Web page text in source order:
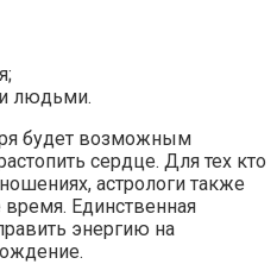
людьми.
будет возможным
сердце. Для тех кто
астрологи также
Единственная
энергию на